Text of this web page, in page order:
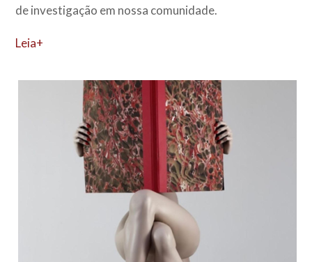
de investigação em nossa comunidade.
Leia+